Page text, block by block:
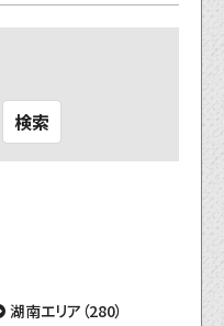
検索
湖南エリア（280）